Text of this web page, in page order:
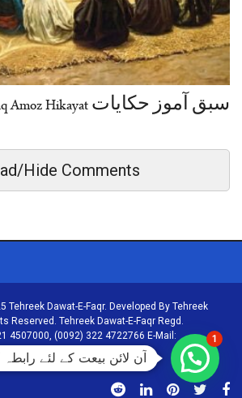
سبق آموز حکایات Sabaq Amoz Hikayat
Hide Comments
Tehreek Dawat-E-Faqr. Developed By Tehreek
Reserved. Tehreek Dawat-E-Faqr Regd.
4507000, (0092) 322 4722766 E-Mail:
آن لائن بیعت کے لئے
1